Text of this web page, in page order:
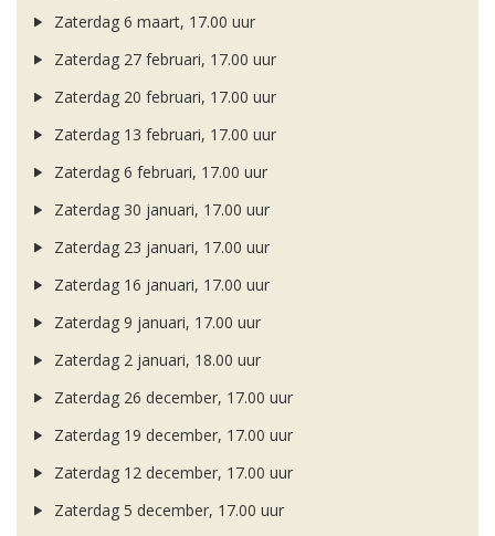
Zaterdag 6 maart, 17.00 uur
Zaterdag 27 februari, 17.00 uur
Zaterdag 20 februari, 17.00 uur
Zaterdag 13 februari, 17.00 uur
Zaterdag 6 februari, 17.00 uur
Zaterdag 30 januari, 17.00 uur
Zaterdag 23 januari, 17.00 uur
Zaterdag 16 januari, 17.00 uur
Zaterdag 9 januari, 17.00 uur
Zaterdag 2 januari, 18.00 uur
Zaterdag 26 december, 17.00 uur
Zaterdag 19 december, 17.00 uur
Zaterdag 12 december, 17.00 uur
Zaterdag 5 december, 17.00 uur